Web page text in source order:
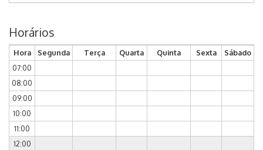
Horários
Hora Segunda Terça Quarta Quinta Sexta
Sábado
07:00
08:00
09:00
10:00
11:00
12:00